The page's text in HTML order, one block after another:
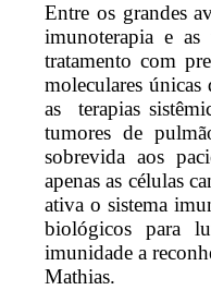
Entre os grandes
imunoterapia e as
tratamento com
moleculares únicas
as terapias
tumores de
sobrevida aos
apenas as células
ativa o sistema
biológicos para
imunidade a
Mathias.